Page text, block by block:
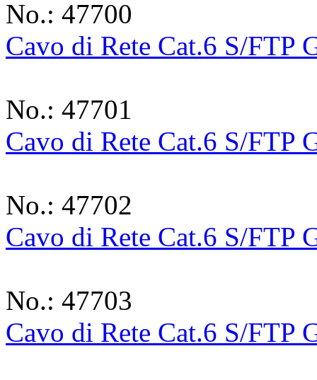
No.: 47700
Cavo di Rete Cat.6 S/FTP
No.: 47701
Cavo di Rete Cat.6 S/FTP
No.: 47702
Cavo di Rete Cat.6 S/FTP
No.: 47703
Cavo di Rete Cat.6 S/FTP